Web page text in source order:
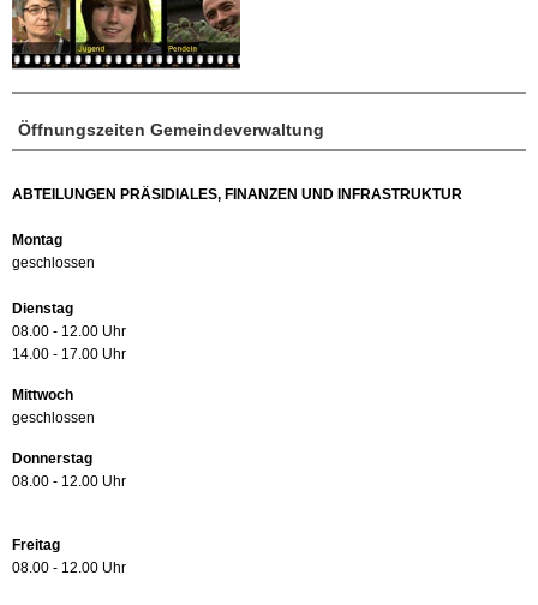
Öffnungszeiten Gemeindeverwaltung
ABTEILUNGEN PRÄSIDIALES, FINANZEN UND INFRASTRUKTUR
Montag
geschlossen
Dienstag
08.00 - 12.00 Uhr
14.00 - 17.00 Uhr
Mittwoch
geschlossen
Donnerstag
08.00 - 12.00 Uhr
Freitag
08.00 - 12.00 Uhr